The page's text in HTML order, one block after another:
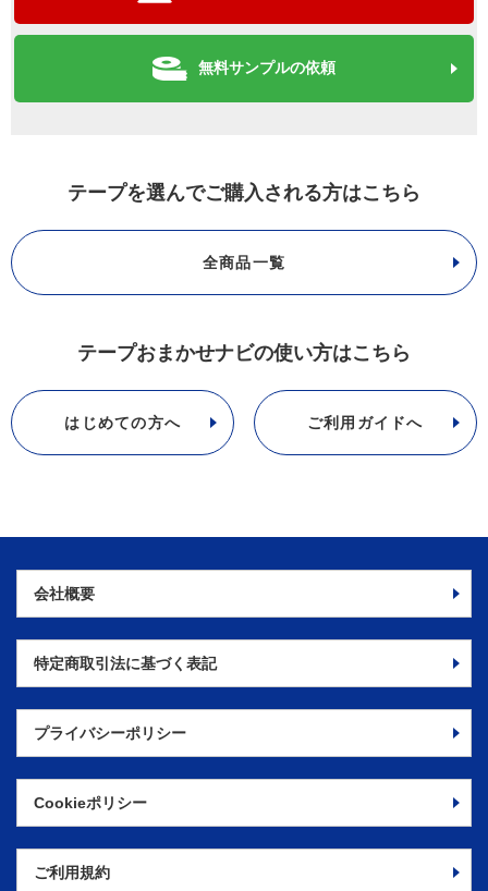
無料サンプルの依頼
テープを選んでご購入される方はこちら
全商品一覧
テープおまかせナビの使い方はこちら
はじめての方へ ご利用ガイドへ
会社概要
特定商取引法に基づく表記
プライバシーポリシー
Cookieポリシー
ご利用規約